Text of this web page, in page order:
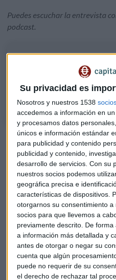
Su privacidad es
Nosotros y nuestros 1538
accedemos a información en
y procesamos datos
únicos e información estándar
para publicidad y contenido
publicidad y contenido,
desarrollo de servicios. Con su
nuestros socios podemos
geográfica precisa e
características de dispositivos.
otorgarnos su consentimiento
socios para que llevemos a
previamente descrito. De
a información más detallada y
antes de otorgar o negar su
cuenta que algún
puede no requerir de su
el derecho de rechazar tal
Puedes escuchar la entrevista
podcast.
Compañías líderes en sectores
Hablamos con Borja Aguiar, Sales
sobre estrategias de inversión
Los gigantes tecnológicos
mes en la historia
El mercado puede adelantar
mayor certeza" que las
El índice VIX, que mide la
opciones PUT, roza estas
lejos de los máximos de 80 que
niveles de volatilidad
Por ello,desde Amiral
"mantener la calma y no
también que las medidas de los